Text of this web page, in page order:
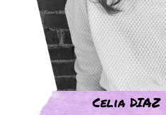
Celia DIAZ